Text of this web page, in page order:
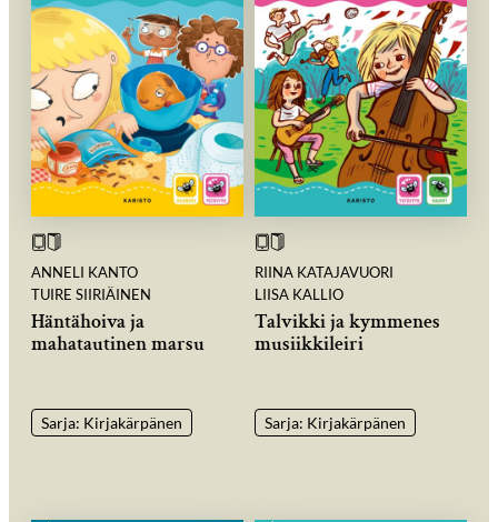
ANNELI KANTO
TUIRE SIIRIÄINEN
Häntähoiva ja
mahatautinen marsu
Sarja: Kirjakärpänen
RIINA KATAJAVUORI
LIISA KALLIO
Talvikki ja kymmenes
musiikkileiri
Sarja: Kirjakärpänen